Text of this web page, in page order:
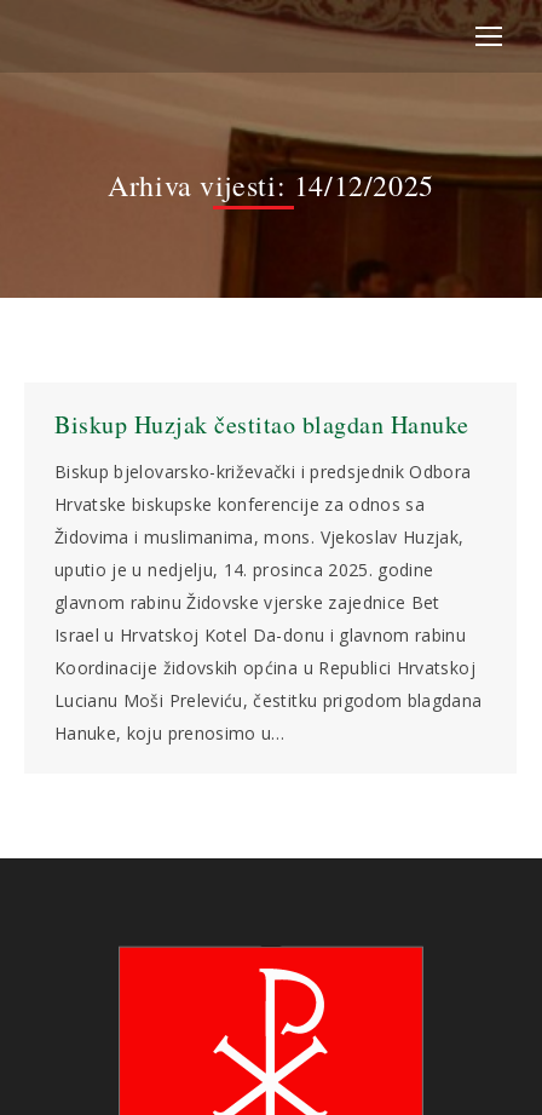
Arhiva vijesti: 14/12/2025
Biskup Huzjak čestitao blagdan Hanuke
Biskup bjelovarsko-križevački i predsjednik Odbora
Hrvatske biskupske konferencije za odnos sa
Židovima i muslimanima, mons. Vjekoslav Huzjak,
uputio je u nedjelju, 14. prosinca 2025. godine
glavnom rabinu Židovske vjerske zajednice Bet
Israel u Hrvatskoj Kotel Da-donu i glavnom rabinu
Koordinacije židovskih općina u Republici Hrvatskoj
Lucianu Moši Preleviću, čestitku prigodom blagdana
Hanuke, koju prenosimo u…